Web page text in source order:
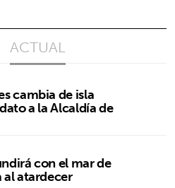
ACTUAL
cambia de isla
a la Alcaldía de
con el mar de
atardecer